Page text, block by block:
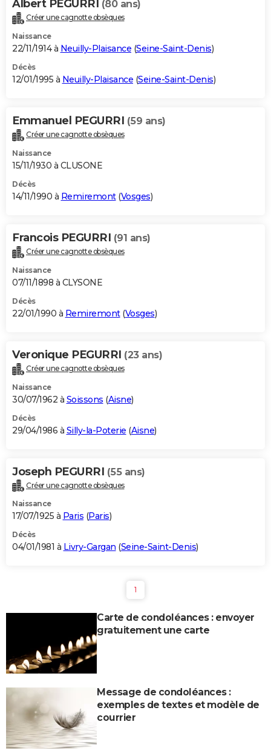
Albert PEGURRI (80 ans)
Créer une cagnotte obsèques
Naissance
22/11/1914 à Neuilly-Plaisance (Seine-Saint-Denis)
Décès
12/01/1995 à Neuilly-Plaisance (Seine-Saint-Denis)
Emmanuel PEGURRI (59 ans)
Créer une cagnotte obsèques
Naissance
15/11/1930 à CLUSONE
Décès
14/11/1990 à Remiremont(Vosges)
Francois PEGURRI (91 ans)
Créer une cagnotte obsèques
Naissance
07/11/1898 à CLYSONE
Décès
22/01/1990 à Remiremont(Vosges)
Veronique PEGURRI (23 ans)
Créer une cagnotte obsèques
Naissance
30/07/1962 à Soissons (Aisne)
Décès
29/04/1986 à Silly-la-Poterie (Aisne)
Joseph PEGURRI (55 ans)
Créer une cagnotte obsèques
Naissance
17/07/1925 à Paris (Paris)
Décès
04/01/1981 à Livry-Gargan (Seine-Saint-Denis)
1
Carte de condoléances : envoyer
gratuitement une carte
Message de condoléances :
exemples de textes et modèle de
courrier